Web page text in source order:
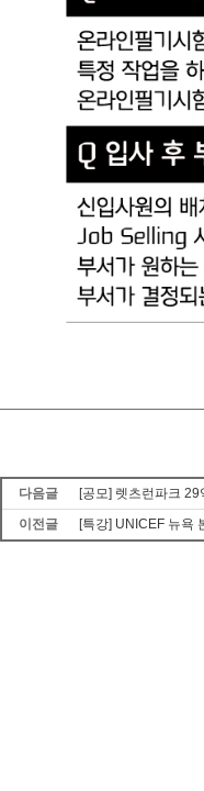
다음글
[공모] 렛츠런파크 29
이전글
[특강] UNICEF 뉴욕